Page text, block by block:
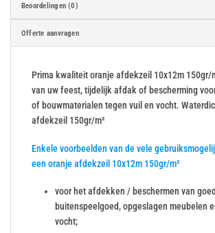
Beoordelingen (0)
Offerte aanvragen
Prima kwaliteit oranje afdekzeil 10x12m 150gr/
van uw feest, tijdelijk afdak of bescherming
of bouwmaterialen tegen vuil en vocht.
afdekzeil 150gr/m²
Enkele voorbeelden van de vele
een oranje afdekzeil 10x12m 150gr/m²
voor het afdekken / beschermen van
buitenspeelgoed, opgeslagen meubelen
vocht;